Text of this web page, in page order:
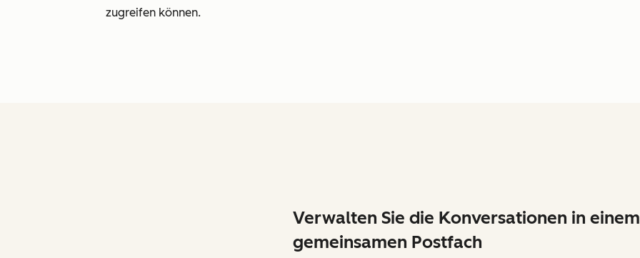
zugreifen können.
Verwalten Sie die Konversationen in einem
gemeinsamen Postfach